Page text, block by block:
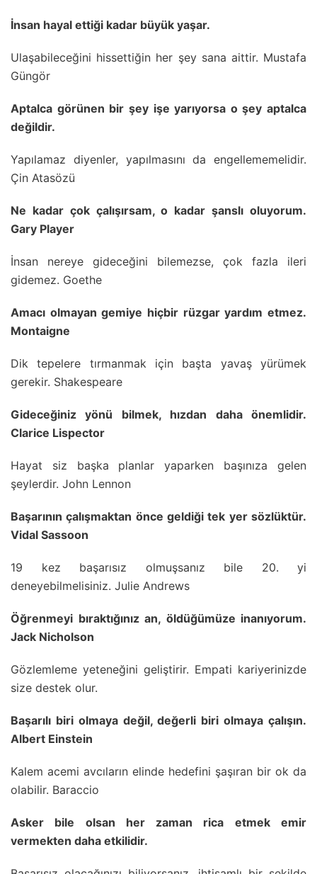
İnsan hayal ettiği kadar büyük yaşar.
Ulaşabileceğini hissettiğin her şey sana aittir. Mustafa
Güngör
Aptalca görünen bir şey işe yarıyorsa o şey aptalca
değildir.
Yapılamaz diyenler, yapılmasını da engellememelidir.
Çin Atasözü
Ne kadar çok çalışırsam, o kadar şanslı oluyorum.
Gary Player
İnsan nereye gideceğini bilemezse, çok fazla ileri
gidemez. Goethe
Amacı olmayan gemiye hiçbir rüzgar yardım etmez.
Montaigne
Dik tepelere tırmanmak için başta yavaş yürümek
gerekir. Shakespeare
Gideceğiniz yönü bilmek, hızdan daha önemlidir.
Clarice Lispector
Hayat siz başka planlar yaparken başınıza gelen
şeylerdir. John Lennon
Başarının çalışmaktan önce geldiği tek yer sözlüktür.
Vidal Sassoon
19 kez başarısız olmuşsanız bile 20. yi
deneyebilmelisiniz. Julie Andrews
Öğrenmeyi bıraktığınız an, öldüğümüze inanıyorum.
Jack Nicholson
Gözlemleme yeteneğini geliştirir. Empati kariyerinizde
size destek olur.
Başarılı biri olmaya değil, değerli biri olmaya çalışın.
Albert Einstein
Kalem acemi avcıların elinde hedefini şaşıran bir ok da
olabilir. Baraccio
Asker bile olsan her zaman rica etmek emir
vermekten daha etkilidir.